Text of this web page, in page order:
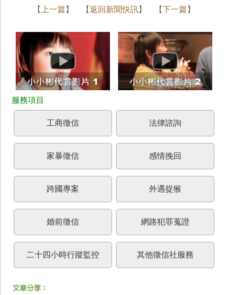
【 上一篇 】 【返回新聞快訊】 【下一篇 】
工商徵信 法律諮詢
家暴徵信 感情挽回
跨國專案 外遇捉猴
婚前徵信 網路犯罪蒐證
二十四小時行蹤監控 其他徵信社服務